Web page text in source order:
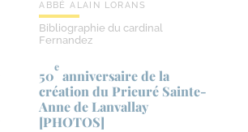
ABBÉ ALAIN LORANS
Bibliographie du cardinal
Fernandez
50
e
anniversaire de la
création du Prieuré Sainte-​
Anne de Lanvallay
[PHOTOS]